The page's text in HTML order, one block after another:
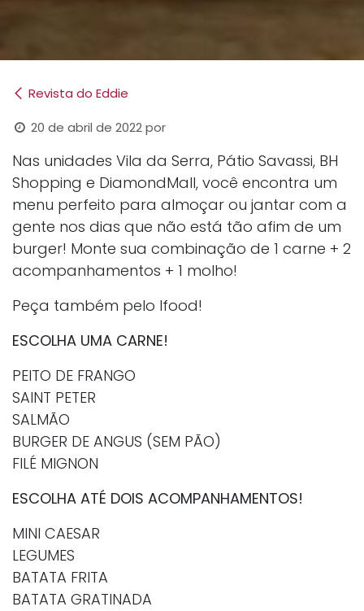
Revista do Eddie
20 de abril de 2022 por
Nas unidades Vila da Serra, Pátio Savassi, BH
Shopping e DiamondMall, você encontra um
menu perfeito para almoçar ou jantar com a
gente nos dias que não está tão afim de um
burger! Monte sua combinação de 1 carne + 2
acompanhamentos + 1 molho!
Peça também pelo Ifood!
ESCOLHA UMA CARNE!
PEITO DE FRANGO
SAINT PETER
SALMÃO
BURGER DE ANGUS (SEM PÃO)
FILÉ MIGNON
ESCOLHA ATÉ DOIS ACOMPANHAMENTOS!
MINI CAESAR
LEGUMES
BATATA FRITA
BATATA GRATINADA